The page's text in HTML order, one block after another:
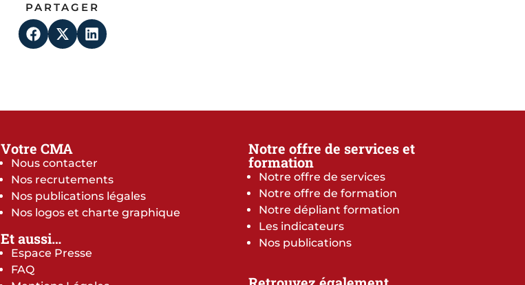
PARTAGER
Votre CMA
Nous contacter
Nos recrutements
Nos publications légales
Nos logos et charte graphique
Et aussi…
Espace Presse
FAQ
Notre offre de services et
formation
Notre offre de services
Notre offre de formation
Notre dépliant formation
Les indicateurs
Nos publications